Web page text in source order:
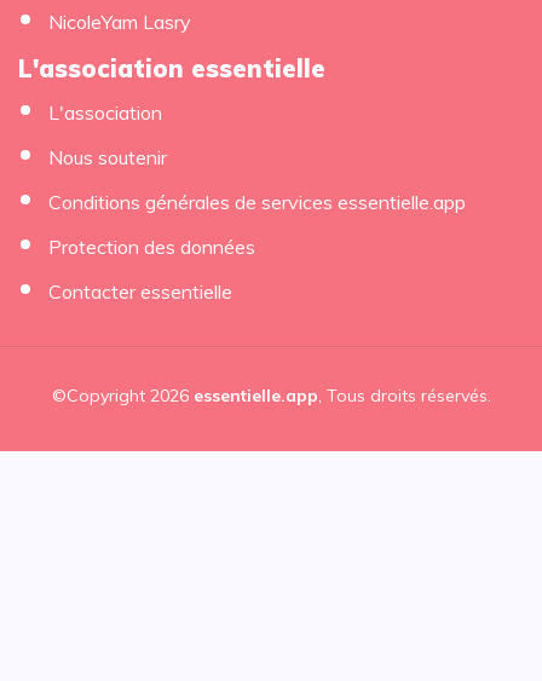
NicoleYam Lasry
L'association essentielle
L'association
Nous soutenir
Conditions générales de services essentielle.app
Protection des données
Contacter essentielle
©Copyright 2026 essentielle.app, Tous droits réservés.